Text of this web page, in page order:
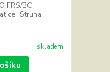
FRS/BC
Struna
skladem